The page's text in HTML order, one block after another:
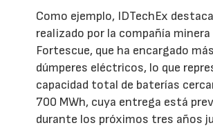
Como ejemplo, IDTechEx
realizado por la compañía
Fortescue, que ha encargado
dúmperes eléctricos, lo que
capacidad total de baterías
700 MWh, cuya entrega está
durante los próximos tres años